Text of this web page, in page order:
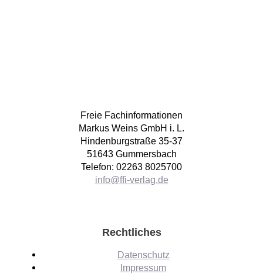
Freie Fachinformationen
Markus Weins GmbH i. L.
Hindenburgstraße 35-37
51643 Gummersbach
Telefon: 02263 8025700
info@ffi-verlag.de
Rechtliches
Datenschutz
Impressum